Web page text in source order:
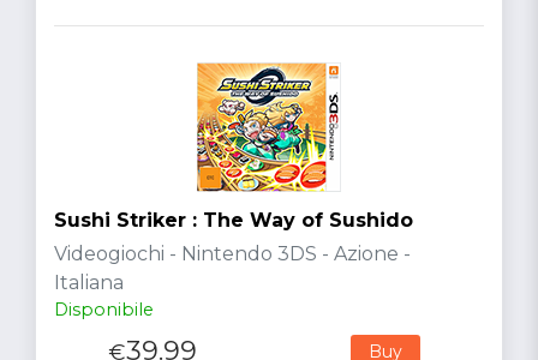
Sushi Striker : The Way of Sushido
Videogiochi - Nintendo 3DS - Azione -
Italiana
Disponibile
€39.99 Buy